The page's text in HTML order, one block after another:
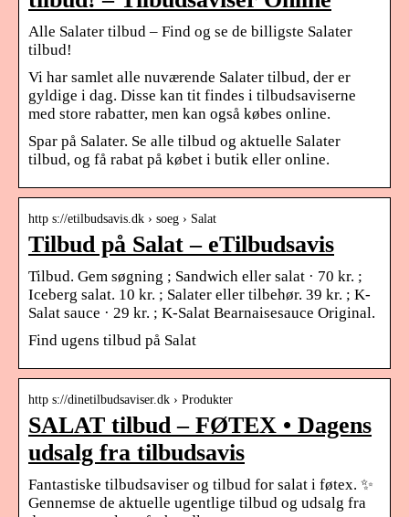
Alle Salater tilbud – Find og se de billigste Salater
tilbud!
Vi har samlet alle nuværende Salater tilbud, der er
gyldige i dag. Disse kan tit findes i tilbudsaviserne
med store rabatter, men kan også købes online.
Spar på Salater. Se alle tilbud og aktuelle Salater
tilbud, og få rabat på købet i butik eller online.
http s://etilbudsavis.dk › soeg › Salat
Tilbud på Salat – eTilbudsavis
Tilbud. Gem søgning ; Sandwich eller salat · 70 kr. ;
Iceberg salat. 10 kr. ; Salater eller tilbehør. 39 kr. ; K-
Salat sauce · 29 kr. ; K-Salat Bearnaisesauce Original.
Find ugens tilbud på Salat
http s://dinetilbudsaviser.dk › Produkter
SALAT tilbud – FØTEX • Dagens
udsalg fra tilbudsavis
Fantastiske tilbudsaviser og tilbud for salat i føtex. ✨
Gennemse de aktuelle ugentlige tilbud og udsalg fra